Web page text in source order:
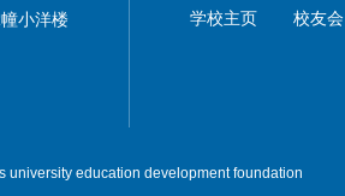
小洋楼
学校主页 校友会
university education development foundation